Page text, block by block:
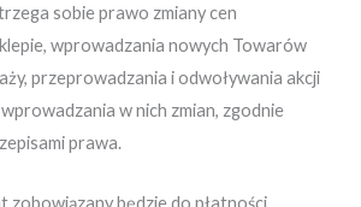
sobie prawo zmiany cen
wprowadzania nowych Towarów
przeprowadzania i odwoływania akcji
w nich zmian, zgodnie
prawa.
zobowiązany będzie do płatności